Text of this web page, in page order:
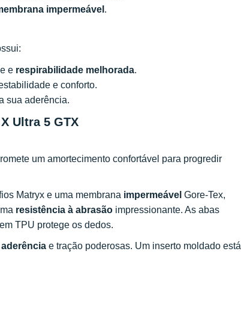
impermeável .
e respirabilidade melhorada.
e conforto.
sua aderência.
Ultra 5 GTX
um amortecimento confortável para progredir
Matryx e uma membrana impermeável Gore-Tex,
resistência à abrasão impressionante. As abas
TPU protege os dedos.
aderência e tração poderosas. Um inserto moldado está